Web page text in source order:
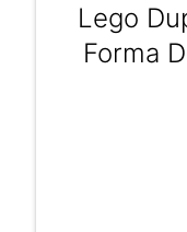
Lego
Forma